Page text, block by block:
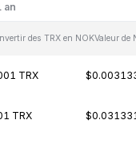
an
des TRX en NOKValeur de
TRX
TRX